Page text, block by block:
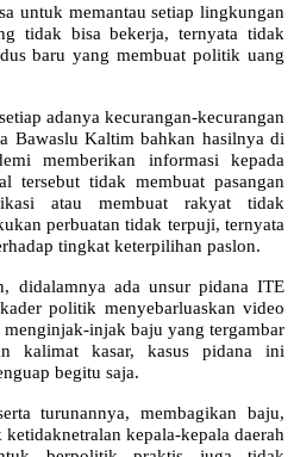
untuk memantau setiap lingkungan
tidak bisa bekerja, ternyata tidak
baru yang membuat politik uang
adanya kecurangan-kecurangan
Bawaslu Kaltim bahkan hasilnya di
memberikan informasi kepada
tersebut tidak membuat pasangan
atau membuat rakyat tidak
perbuatan tidak terpuji, ternyata
tingkat keterpilihan paslon.
didalamnya ada unsur pidana ITE
politik menyebarluaskan video
menginjak-injak baju yang tergambar
kalimat kasar, kasus pidana ini
begitu saja.
turunannya, membagikan baju,
kepala-kepala daerah